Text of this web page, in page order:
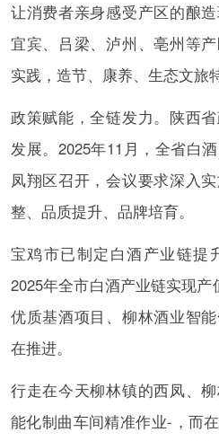
让消费者亲身感受产区的酿造
宜宾、吕梁、泸州、亳州等
实践，造节、康养、生态文旅
政策赋能，全链发力。陕西
发展。2025年11月，全省白
凤翔区召开，会议要求深入
整、品质提升、品牌培育。
宝鸡市已制定白酒产业链提
2025年全市白酒产业链实现
优质基酒项目、柳林酒业智
在推进。
行走在今天柳林镇的西凤、
能化制曲车间精准作业-，而